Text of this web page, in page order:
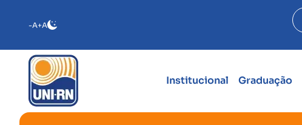
-A+A
Institucional Graduação